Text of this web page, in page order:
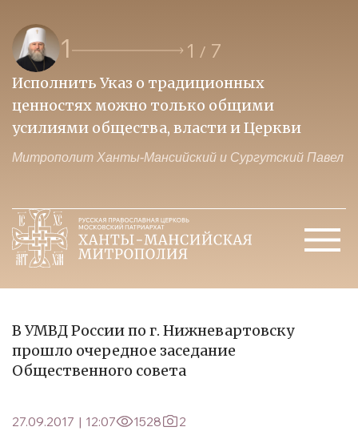
1 1 / 7
Исполнить Указ о традиционных
ценностях можно только общими
усилиями общества, власти и Церкви
Митрополит Ханты-Мансийский и Сургутский Павел
В УМВД России по г. Нижневартовску
прошло очередное заседание
Общественного совета
27.09.2017 | 12:07 1528 2